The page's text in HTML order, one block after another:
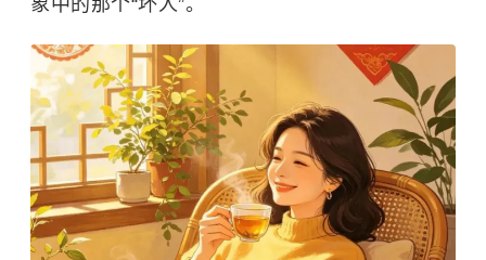
象中的那个“坏人”。